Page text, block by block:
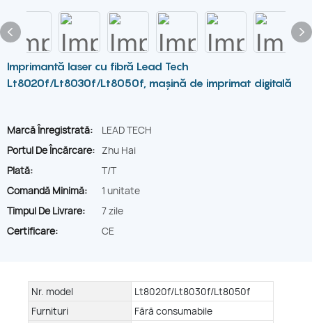
Imprimantă laser cu fibră Lead Tech
Lt8020f/Lt8030f/Lt8050f, mașină de imprimat digitală
Marcă Înregistrată:
LEAD TECH
Portul De Încărcare: Zhu Hai
Plată:
T/T
Comandă Minimă:
1 unitate
Timpul De Livrare:
7 zile
Certificare:
CE
Nr. model
Lt8020f/Lt8030f/Lt8050f
Furnituri
Fără consumabile